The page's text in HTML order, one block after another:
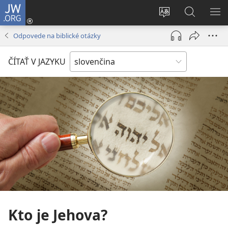
JW.ORG
Zmeniť
jazyk
stránky
Prihlásiť
sa
(otvorí
okno)
na
JW.ORG
Odpovede na biblické otázky
ČÍTAŤ V JAZYKU
Kto je Jehova?